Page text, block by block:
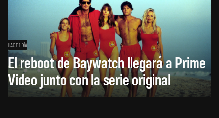
HACE 1 DÍA
El reboot de Baywatch llegará a Prime
Video junto con la serie original